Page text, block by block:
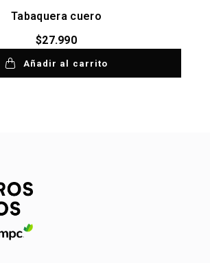
Tabaquera cuero
$27.990
Añadir al carrito